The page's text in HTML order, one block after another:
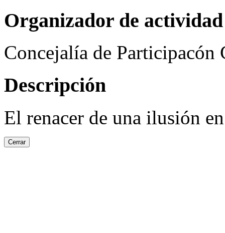
Organizador de actividad
Concejalía de Participacón
Descripción
El renacer de una ilusión
Cerrar